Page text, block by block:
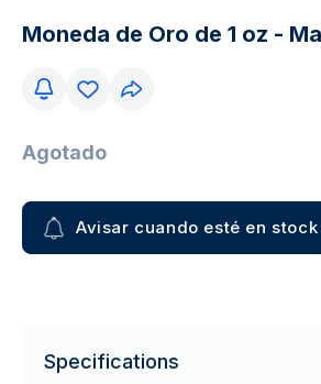
Moneda de Oro de 1 oz -
Agotado
Avisar cuando esté en stock
Specifications